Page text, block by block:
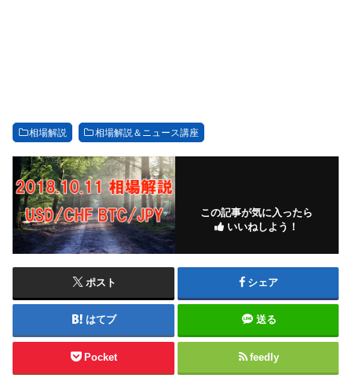
相場解説 相場解説＆ニュース講座
この記事が気に入ったら
いいねしよう！
ポスト シェア
はてブ 送る
Pocket feedly